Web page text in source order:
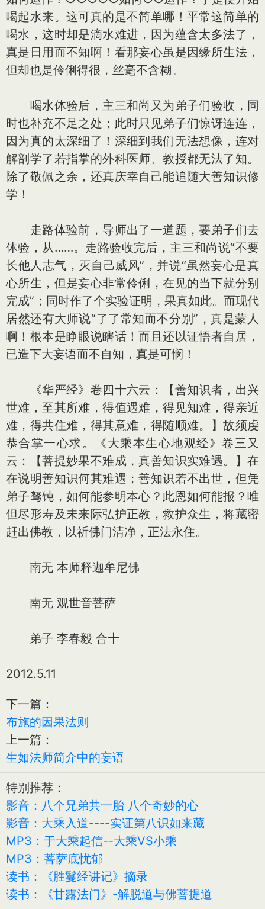
喝起水来。这可真的是不简单哪！平常这简单的
喝水，这时却是滴水难进，因为蕴含太多法了，
真是日用而不知啊！看那妄心虽是因缘所生法，
但却也是伶俐得很，丝毫不含糊。
喝水体验后，主三和尚又为弟子们验收，同
时也补充不足之处；此时只见弟子们惊讶连连，
因为真的太深细了！深细到我们无法想像，连对
解剖学了若指掌的外科医师、教授都无法了知。
除了敬佩之余，还真庆幸自己能追随大善知识修
学！
走路体验前，导师出了一道题，要弟子们去
体验，从……。走路验收完后，主三和尚说“不要
长他人志气，灭自己威风”，并说“虽然妄心是真
心所生，但是妄心非常伶俐，在见的当下就分别
完成”；同时作了个实验证明，果真如此。而现代
居然还有大师说“了了常知而不分别”，真是蒙人
啊！根本是睁眼说瞎话！而且还以证悟者自居，
已造下大妄语而不自知，真是可悯！
《华严经》卷四十六云：【善知识者，出兴
世难，至其所难，得值遇难，得见知难，得亲近
难，得共住难，得其意难，得随顺难。】故须虔
恭合掌一心求。《大乘本生心地观经》卷三又
云：【菩提妙果不难成，真善知识实难遇。】在
在说明善知识何其难遇；善知识若不出世，但凭
弟子驽钝，如何能参明本心？此恩如何能报？唯
但尽形寿及未来际弘护正教，救护众生，将藏密
赶出佛教，以祈佛门清净，正法永住。
南无 本师释迦牟尼佛
南无 观世音菩萨
弟子 李春毅 合十
2012.5.11
下一篇：
布施的因果法则
上一篇：
生如法师简介中的妄语
特别推荐：
影音：八个兄弟共一胎 八个奇妙的心
影音：大乘入道----实证第八识如来藏
MP3：于大乘起信--大乘VS小乘
MP3：菩萨底忧郁
读书：《胜鬘经讲记》摘录
读书：《甘露法门》-解脱道与佛菩提道